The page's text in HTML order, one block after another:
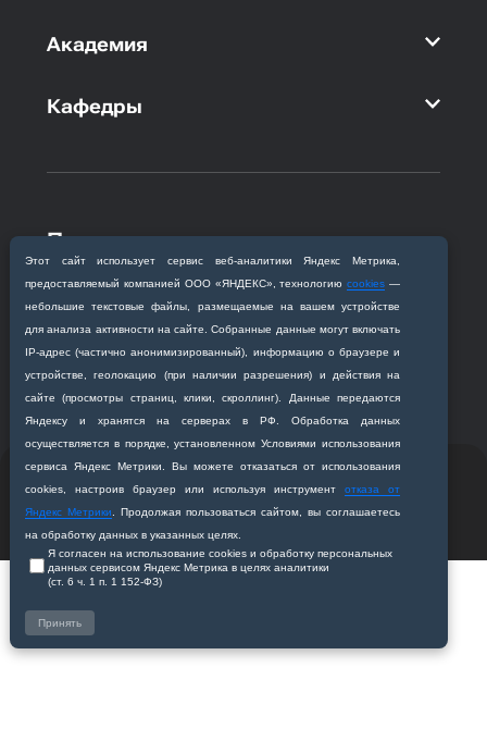
Этот сайт использует сервис веб‑аналитики Яндекс Метрика,
предоставляемый компанией ООО «ЯНДЕКС», технологиюcookies —
небольшие текстовые файлы, размещаемые на вашем устройстве
для анализа активности на сайте. Собранные данные могут включать
IP‑адрес (частично анонимизированный), информацию о браузере и
устройстве, геолокацию (при наличии разрешения) и действия на
сайте (просмотры страниц, клики, скроллинг). Данные передаются
Яндексу и хранятся на серверах в РФ. Обработка данных
осуществляется в порядке, установленном Условиями использования
сервиса Яндекс Метрики. Вы можете отказаться от использования
cookies, настроив браузер или используя инструментотказа от
Яндекс Метрики . Продолжая пользоваться сайтом, вы соглашаетесь
на обработку данных в указанных целях.
Я согласен на использование cookies и обработку персональных
данных сервисом Яндекс Метрика в целях аналитики
(ст. 6 ч. 1 п. 1 152‑ФЗ)
Принять
Академия
Кафедры
Приемная комиссия
Благовещенск, ул. Горького, 95
+7 (4162) 319‒016
abitur@amursma.su
Сведения об образовательной
организации
медицинская академия
Разработано студией